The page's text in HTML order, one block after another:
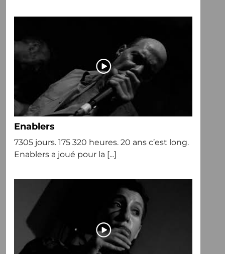
Enablers
7305 jours. 175 320 heures. 20 ans c’est long.
Enablers a joué pour la [...]